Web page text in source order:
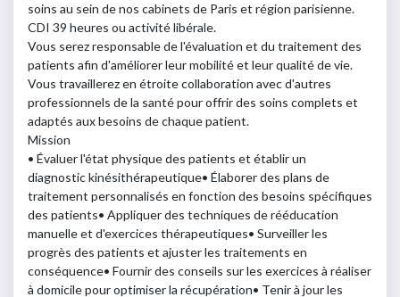
soins au sein de nos cabinets de Paris et région parisienne.
CDI 39 heures ou activité libérale.
Vous serez responsable de l'évaluation et du traitement des
patients afin d'améliorer leur mobilité et leur qualité de vie.
Vous travaillerez en étroite collaboration avec d'autres
professionnels de la santé pour offrir des soins complets et
adaptés aux besoins de chaque patient.
Mission
• Évaluer l'état physique des patients et établir un
diagnostickinésithérapeutique• Élaborer des plans de
traitement personnalisés en fonction des besoins spécifiques
des patients• Appliquer des techniques de rééducation
manuelle et d'exercices thérapeutiques• Surveiller les
progrès des patients et ajuster les traitements en
conséquence• Fournir des conseils sur les exercices à réaliser
à domicile pour optimiser la récupération• Tenir à jour les